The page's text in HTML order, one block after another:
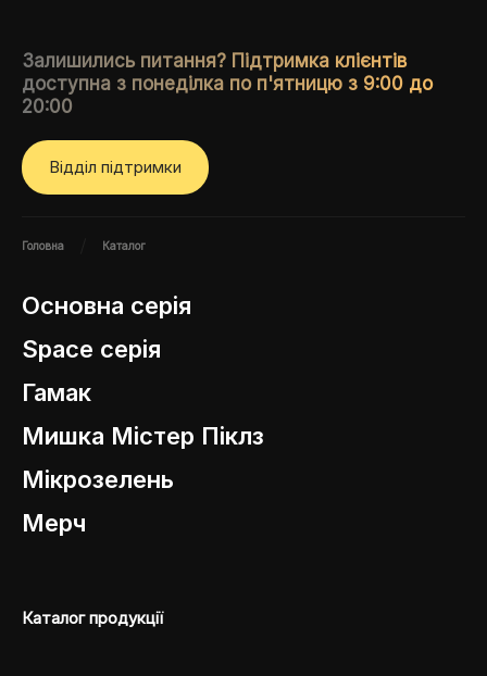
Залишились питання? Підтримка клієнтів
доступна з понеділка по п'ятницю з 9:00 до
20:00
Вiддiл пiдтримки
Головна Каталог
Основна серія
Space cерія
Гамак
Мишка Містер Піклз
Мiкрозелень
Мерч
Каталог продукцiї